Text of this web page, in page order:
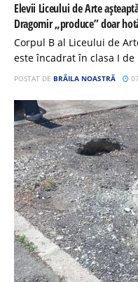
Elevii Liceului de Arte
Dragomir „produce” doar
Corpul B al Liceului de
este încadrat în clasa I de
POSTAT DE BRĂILA NOASTRĂ